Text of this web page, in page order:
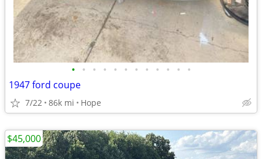
• • • • • • • • • • • •
1947 ford coupe
7/22 86k mi Hope
$45,000